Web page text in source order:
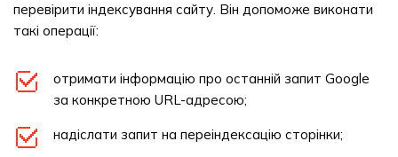
перевірити індексування сайту. Він допоможе виконати
такі операції:
отримати інформацію про останній запит Google
за конкретною URL-адресою;
надіслати запит на переіндексацію сторінки;